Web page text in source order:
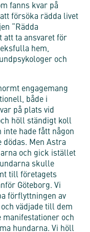
fanns kvar på
försöka rädda livet
“Rädda
att ta ansvaret för
hem,
och
engagemang
både i
på plats vid
höll ständigt koll
inte hade fått någon
Men Astra
och gick istället
skulle
till företagets
Göteborg. Vi
förflyttningen av
vädjade till dem
manifestationer och
hundarna. Vi höll